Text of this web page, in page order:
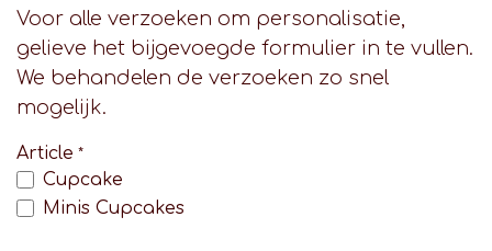
Voor alle verzoeken om personalisatie,
gelieve het bijgevoegde formulier in te vullen.
We behandelen de verzoeken zo snel
mogelijk.
Article *
Cupcake
Minis Cupcakes